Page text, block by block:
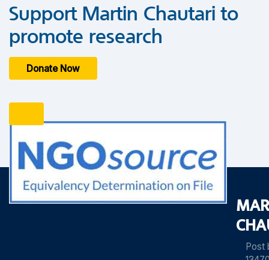
Support Martin Chautari to
promote research
Donate Now
Post